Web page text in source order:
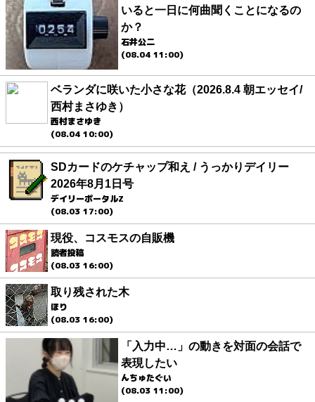
いると一日に何曲聞くことになるの
か？
石井公二
(08.04 11:00)
ベランダに咲いた小さな花（2026.8.4 朝エッセイ/
西村まさゆき）
西村まさゆき
(08.04 10:00)
SDカードのケチャップ和え / うっかりデイリー
2026年8月1日号
デイリーポータルZ
(08.03 17:00)
現役、コスモスの自販機
読者投稿
(08.03 16:00)
取り残された木
ほり
(08.03 16:00)
「入力中…」の動きを対面の会話で
表現したい
んちゅたぐい
(08.03 11:00)